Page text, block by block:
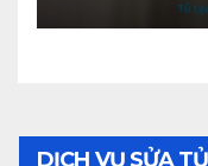
DỊCH VỤ SỬA